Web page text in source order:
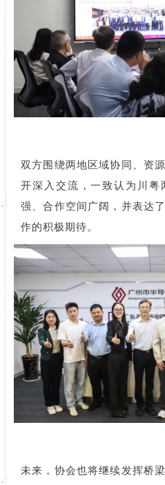
双方围绕两地区域协同、资
开深入交流，一致认为川粤
强、合作空间广阔，并表达
作的积极期待。
未来，协会也将继续发挥桥